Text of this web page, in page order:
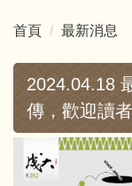
首頁 最新消息
2024.04.18
傳，歡迎讀